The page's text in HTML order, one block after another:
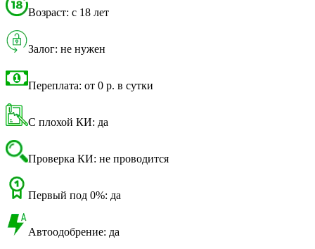
Возраст: с 18 лет
Залог: не нужен
Переплата: от 0 р. в сутки
С плохой КИ: да
Проверка КИ: не проводится
Первый под 0%: да
Автоодобрение: да